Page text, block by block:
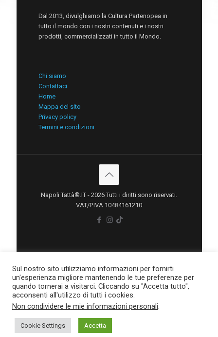
Dal 2013, divulghiamo la Cultura Partenopea in
tutto il mondo con i nostri contenuti e i nostri
prodotti, commercializzati in tutto il Mondo.
Chi siamo
Contattaci
Home
Mappa del sito
Privacy policy
Termini e condizioni
Napoli Tattà®.IT - 2026 Tutti i diritti sono riservati.
VAT/P.IVA 10484161210
Sul nostro sito utilizziamo informazioni per fornirti
un'esperienza migliore mantenendo le tue preferenze per
quando tornerai a visitarci. Cliccando su "Accetta tutto",
acconsenti all'utilizzo di tutti i cookies.
Non condividere le mie informazioni personali.
Cookie Settings Accetta
situs scam